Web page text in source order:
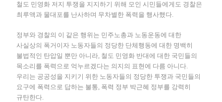
철도 민영화 저지 투쟁을 지지하기 위해 모인 시민들에게도 경찰은
최루액과 물대포를 난사하며 무차별한 폭력을 행사했다.
정부와 경찰의 이 같은 행위는 민주노총과 노동운동에 대한
사실상의 폭거이자 노동자들의 정당한 단체행동에 대한 명백히
불법적인 탄압일 뿐만 아니라, 철도 민영화 반대에 대한 국민들의
목소리를 폭력으로 억누르겠다는 의지의 표현에 다름 아니다.
우리는 공공성을 지키기 위한 노동자들의 정당한 투쟁과 국민들의
요구에 폭력으로 답하는 불통, 폭력 정부 박근혜 정부를 강력히
규탄한다.